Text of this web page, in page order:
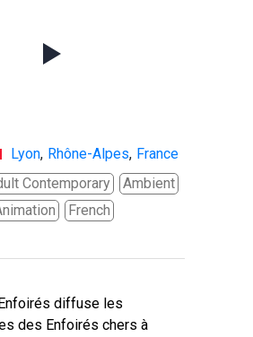
Lyon, Rhône-Alpes, France
Contemporary
Ambient
French
diffuse les
des Enfoirés chers à